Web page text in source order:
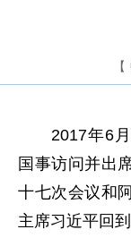
【
2017年6月
国事访问并出
十七次会议和
主席习近平回到